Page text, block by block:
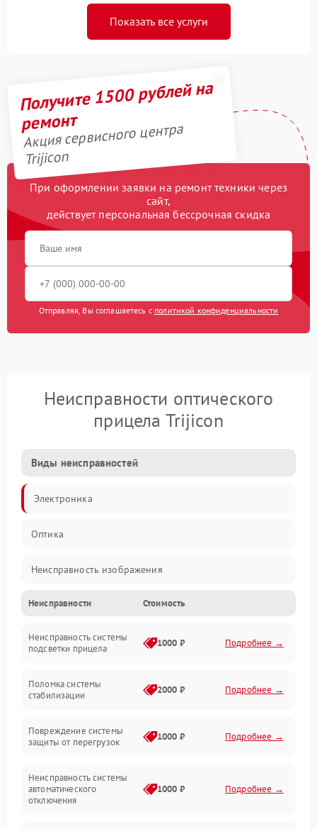
Показать все услуги
Получите 1500 рублей на
ремонт
Акция сервисного центра
Trijicon
При оформлении заявки на ремонт техники через
сайт,
действует персональная бессрочная скидка
Отправляя, Вы соглашаетесь с политикой конфиденциальности
Неисправности оптического
прицела Trijicon
Виды неисправностей
Электроника
Оптика
Неисправность изображения
Механические повреждения
Неисправность фокусировки и оптики
Электропитание
Механика
Неисправности Стоимость
Неисправность системы
подсветки прицела
1000 ₽ Подробнее →
Поломка системы
стабилизации
2000 ₽ Подробнее →
Повреждение системы
защиты от перегрузок
1000 ₽ Подробнее →
Неисправность системы
автоматического
отключения
1000 ₽ Подробнее →